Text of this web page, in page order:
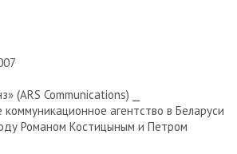
(ARS Communications) ⎯
коммуникационное агентство в Беларуси
Романом Костицыным и Петром